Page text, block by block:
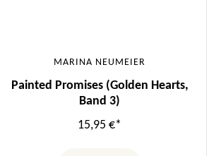
MARINA NEUMEIER
Painted Promises (Golden Hearts,
Band 3)
15,95 €*